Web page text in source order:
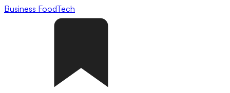
Business FoodTech